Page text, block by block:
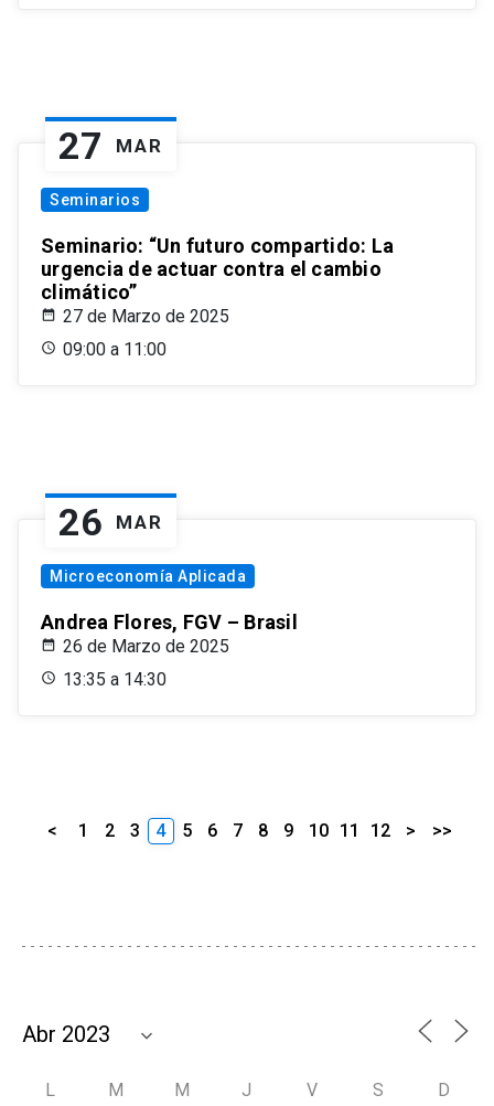
27 MAR
Seminarios
Seminario: “Un futuro compartido: La
urgencia de actuar contra el cambio
climático”
27 de Marzo de 2025
09:00 a 11:00
26 MAR
Microeconomía Aplicada
Andrea Flores, FGV – Brasil
26 de Marzo de 2025
13:35 a 14:30
< 1 2 3 4 5 6 7 8 9 10 11 12 > >>
L M M J V S D